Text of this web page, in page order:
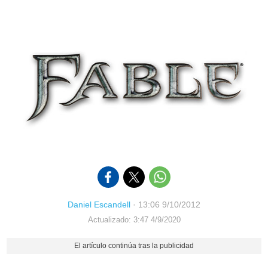
Daniel Escandell · 13:06 9/10/2012
Actualizado: 3:47 4/9/2020